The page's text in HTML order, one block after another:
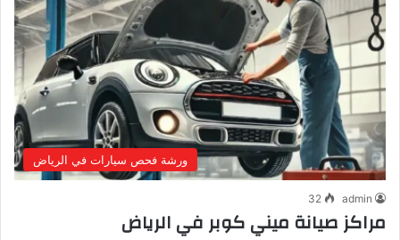
ورشة فحص سيارات في الرياض
admin
32
مراكز صيانة ميني كوبر في الرياض